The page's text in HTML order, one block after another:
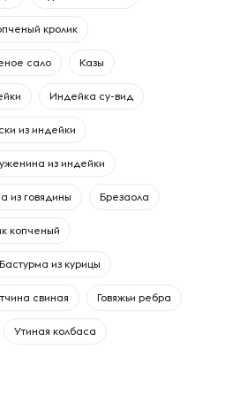
кролик
сало Казы
Индейка су-вид
из индейки
из индейки
из говядины Брезаола
копченый
Бастурма из курицы
свиная Говяжьи ребра
Утиная колбаса